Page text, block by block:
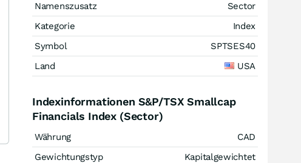
Namenszusatz
Sector
Kategorie
Index
Symbol
SPTSES40
Land
USA
Indexinformationen S&P/TSX Smallcap
Financials Index (Sector)
Währung
CAD
Gewichtungstyp
Kapitalgewichtet